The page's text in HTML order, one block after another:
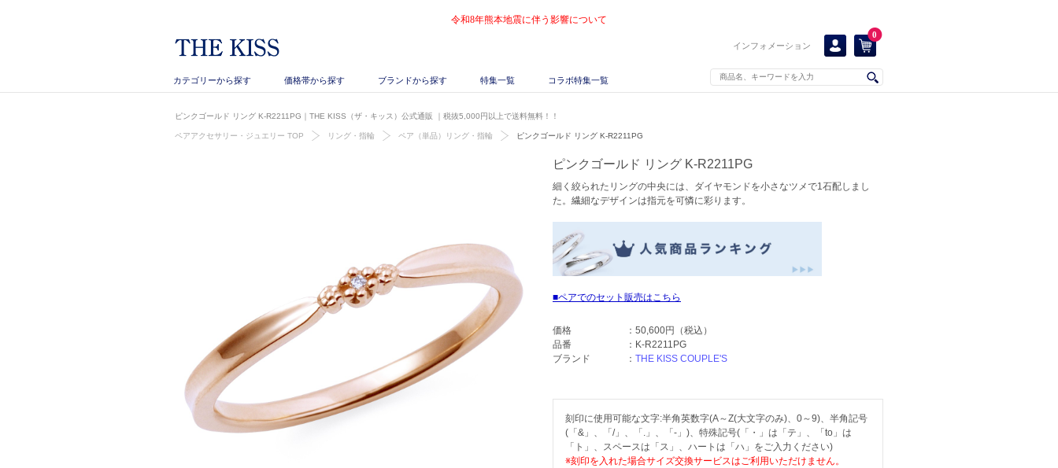
令和8年熊本地震に伴う影響について
インフォメーション
0
カテゴリーから探す 価格帯から探す ブランドから探す 特集一覧 コラボ特集一覧
ピンクゴールド リング K-R2211PG｜THE KISS（ザ・キッス）公式通販 ｜税抜5,000円以上で送料無料！！
ペアアクセサリー・ジュエリー TOP リング・指輪 ペア（単品）リング・指輪 ピンクゴールド リング K-R2211PG
ピンクゴールド リング K-R2211PG
細く絞られたリングの中央には、ダイヤモンドを小さなツメで1石配しまし
た。繊細なデザインは指元を可憐に彩ります。
ペアでのセット販売はこちら
価格 ： 50,600円
（税込）
品番
： K-R2211PG
ブランド
： THE KISS COUPLE'S
刻印に使用可能な文字:半角英数字(A～Z(大文字のみ)、0～9)、半角記号
(「&」、「/」、「.」、「-」)、特殊記号(「・」は「テ」、「to」は
「ト」、スペースは「ス」、ハートは「ハ」をご入力ください)
※刻印を入れた場合サイズ交換サービスはご利用いただけません。